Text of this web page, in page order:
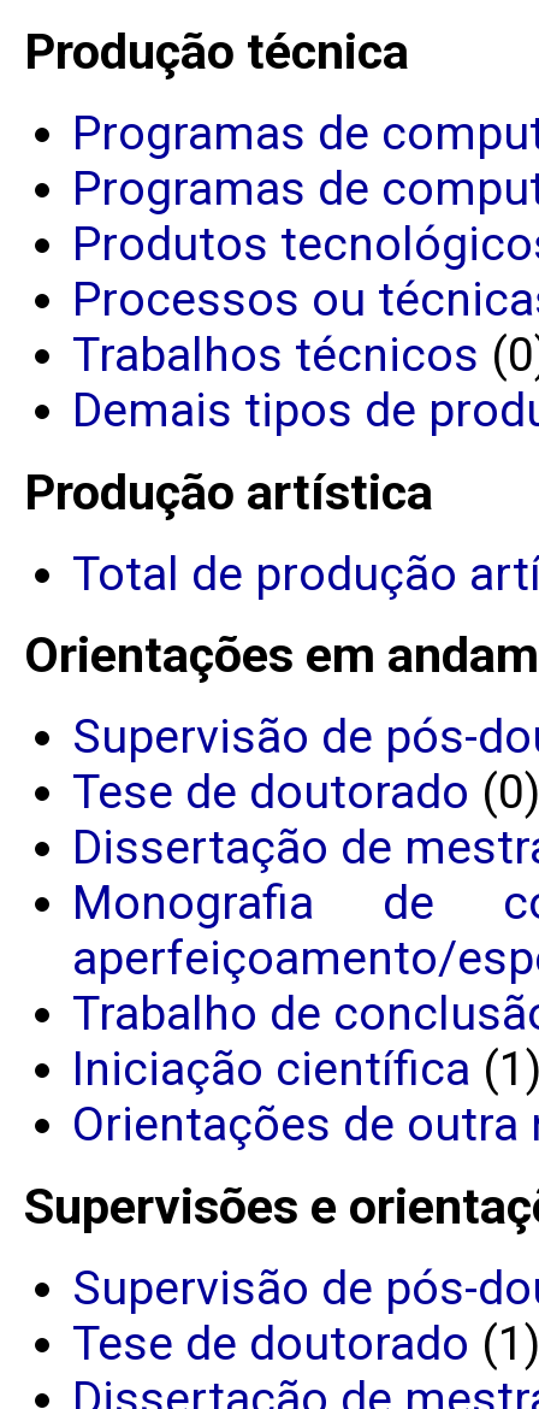
Produção técnica
Programas de
Programas de
Produtos
Processos ou
Trabalhos técnicos
Demais tipos de
Produção artística
Total de produção
Orientações em
Supervisão de pós-
Tese de doutorado (0)
Dissertação de
Monografia de
aperfeiçoamento/
Trabalho de
Iniciação científica
Orientações de outra
Supervisões e
Supervisão de pós-
Tese de doutorado (1)